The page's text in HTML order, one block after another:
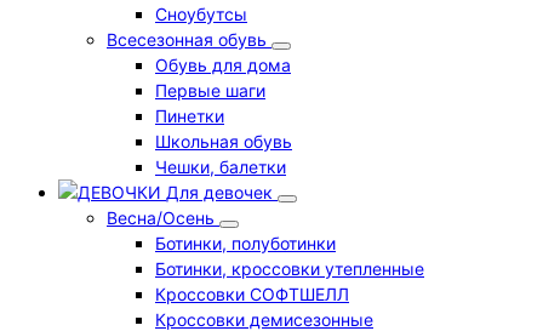
Сноубутсы
Всесезонная обувь
Обувь для дома
Первые шаги
Пинетки
Школьная обувь
Чешки, балетки
Для девочек
Весна/Осень
Ботинки, полуботинки
Ботинки, кроссовки утепленные
Кроссовки СОФТШЕЛЛ
Кроссовки демисезонные